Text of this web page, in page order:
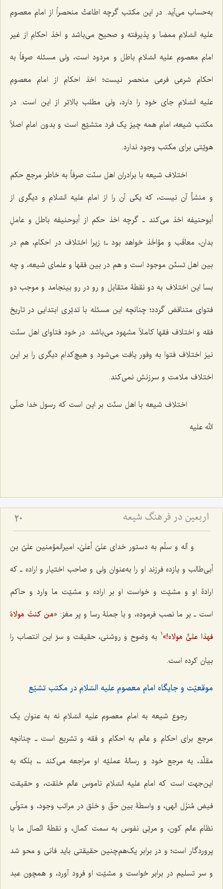
به‌حساب می‌آید. در این مکتب گرچه اطاعتْ منحصراً از امام معصوم
علیه السّلام ممضا و پذیرفته و صحیح می‌باشد و اخذ احکام از غیر
امام معصوم علیه السّلام باطل و مردود است، ولی مسئله صرفاً به
احکام شرعی فرعی منحصر نیست؛ اخذ احکام از امام معصوم
علیه السّلام جای خود را دارد، ولی مطلب بالاتر از این است. در
مکتب شیعه، امام همه چیز یک فرد متشیّع است و بدون امام اصلاً
هویّتی برای مکتب وجود ندارد.
اختلاف شیعه با برادران اهل سنّت صرفاً به خاطر مرجع حکم
و منشأِ آن نیست، که یکی آن را از امام علیه السّلام و دیگری از
أبوحنیفه اخذ می‌کند ـ گرچه اخذ حکم از أبوحنیفه باطل و عاملِ
بدان، معاقَب و مؤاخَذ خواهد بود ـ؛ زیرا اختلاف در احکام، هم در
بین اهل تسنّن موجود است و هم در بین فقها و علمای‌ شیعه، و چه
بسا این اختلاف به دو نقطۀ متقابل و رو در رو بینجامد و موجب دو
فتوای متناقض گردد؛ چنانچه این مسئله با تدبّری ابتدایی در تاریخ
فقه و اختلاف فقها کاملاً مشهود می‌باشد. در خود فتاوای اهل سنّت
نیز اختلاف فتوا به وفور یافت می‌شود و هیچ‌کدام دیگری را بر این
اختلاف ملامت و سرزنش نمی‌کند.
اختلاف شیعه با اهل سنّت بر این است که رسول خدا صلّی
الله علیه
اربعین در فرهنگ شیعه 20
و آله و سلّم به دستور خدای علیّ أعلیٰ، امیرالمؤمنین علیّ بن
أبی‌طالب و یازده فرزند او را به‌عنوان ولی و صاحب اختیار و اراده ـ که
ارادۀ‌ او و مشیّت و خواست او بر اراده و مشیّت ما وارد و حاکم
است ـ بر ما نصب فرموده، و با جملۀ رسا و پر مغز: «مَن کنتُ مَولاهُ
فهذا علیٌّ مَولاه!»
1
به وضوح و روشنی، حقیقت و سرّ این انتصاب را
بیان کرده است.
موقعیّت و جایگاه امام معصوم علیه السّلام در مکتب تشیّع
رجوع شیعه به امام معصوم علیه السّلام نه به عنوان یک
مرجع برای احکام و عالم به احکام و فقه و تشریع است‌ ـ چنانچه
مقلِّد، به مرجع خود و رسالۀ عملیّه او مراجعه می‌کند ـ، بلکه به
این‌جهت است که امام علیه السّلام ناموس عالم خلقت، و حقیقت
فیض مُنزَل الهی، و واسطۀ بین حقّ و خلق در مراتب وجود، و متولّی
نظام عالم کون، و مربّی نفوس به سمت کمال، و نقطۀ اتّصال ما با
پروردگار است؛ و در برابر یک‌هم‌چنین حقیقتی باید فانی و محو شد
و سر تسلیم در برابر خواست و مشیّت او فرود آورد، و همچون عبد